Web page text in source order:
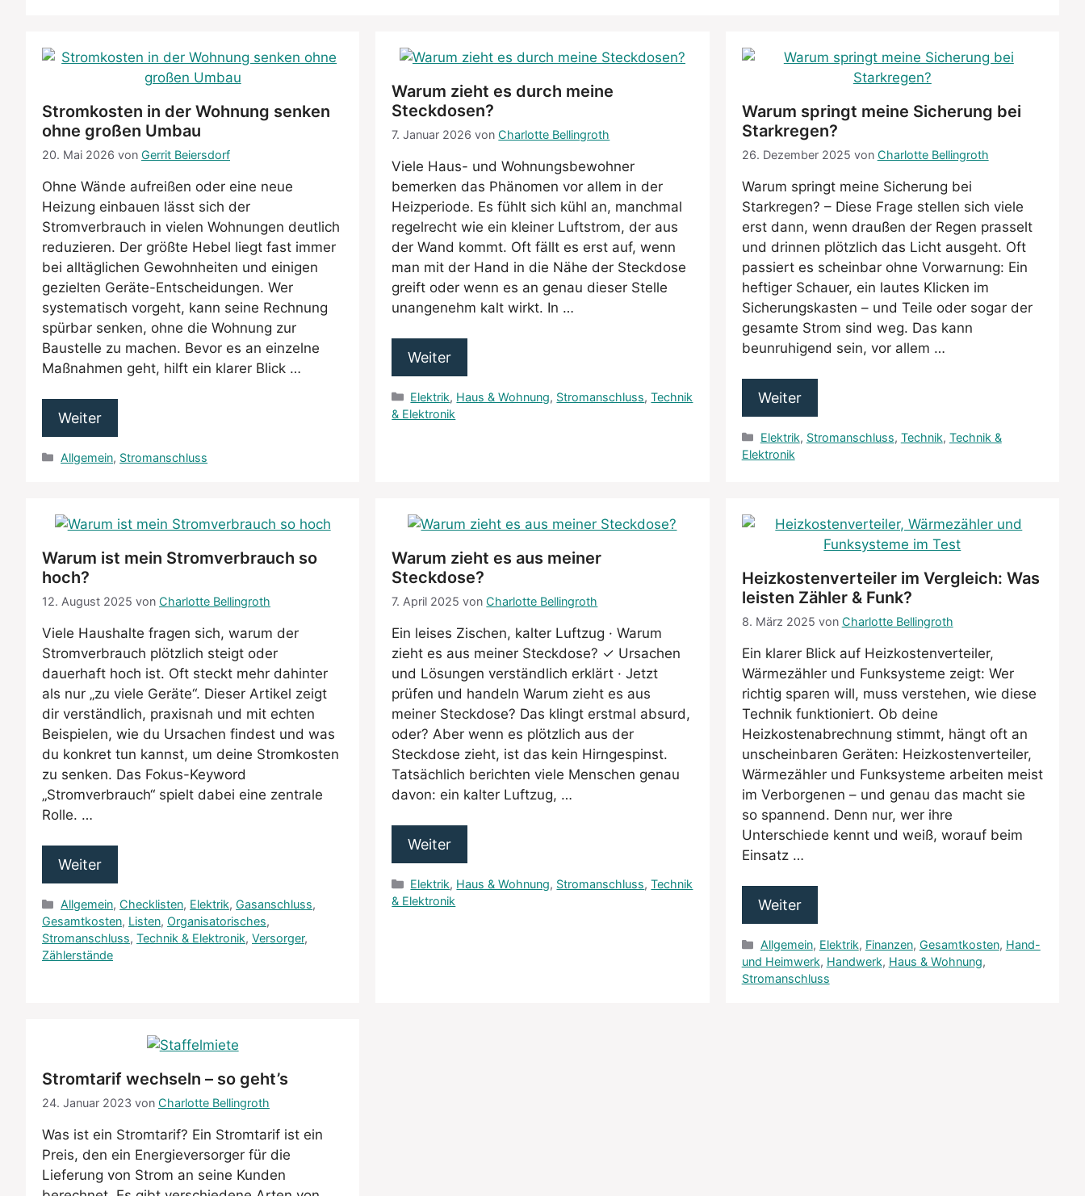
Stromkosten in der Wohnung senken
ohne großen Umbau
20. Mai 2026 von Gerrit Beiersdorf
Ohne Wände aufreißen oder eine neue
Heizung einbauen lässt sich der
Stromverbrauch in vielen Wohnungen deutlich
reduzieren. Der größte Hebel liegt fast immer
bei alltäglichen Gewohnheiten und einigen
gezielten Geräte-Entscheidungen. Wer
systematisch vorgeht, kann seine Rechnung
spürbar senken, ohne die Wohnung zur
Baustelle zu machen. Bevor es an einzelne
Maßnahmen geht, hilft ein klarer Blick …
Weiter
Kategorien
Allgemein, Stromanschluss
Warum zieht es durch meine
Steckdosen?
7. Januar 2026 von Charlotte Bellingroth
Viele Haus- und Wohnungsbewohner
bemerken das Phänomen vor allem in der
Heizperiode. Es fühlt sich kühl an, manchmal
regelrecht wie ein kleiner Luftstrom, der aus
der Wand kommt. Oft fällt es erst auf, wenn
man mit der Hand in die Nähe der Steckdose
greift oder wenn es an genau dieser Stelle
unangenehm kalt wirkt. In …
Weiter
Kategorien
Elektrik, Haus & Wohnung, Stromanschluss,Technik
& Elektronik
Warum springt meine Sicherung bei
Starkregen?
26. Dezember 2025 von Charlotte Bellingroth
Warum springt meine Sicherung bei
Starkregen? – Diese Frage stellen sich viele
erst dann, wenn draußen der Regen prasselt
und drinnen plötzlich das Licht ausgeht. Oft
passiert es scheinbar ohne Vorwarnung: Ein
heftiger Schauer, ein lautes Klicken im
Sicherungskasten – und Teile oder sogar der
gesamte Strom sind weg. Das kann
beunruhigend sein, vor allem …
Weiter
Kategorien
Elektrik, Stromanschluss, Technik, Technik &
Elektronik
Warum ist mein Stromverbrauch so
hoch?
12. August 2025 von Charlotte Bellingroth
Viele Haushalte fragen sich, warum der
Stromverbrauch plötzlich steigt oder
dauerhaft hoch ist. Oft steckt mehr dahinter
als nur „zu viele Geräte“. Dieser Artikel zeigt
dir verständlich, praxisnah und mit echten
Beispielen, wie du Ursachen findest und was
du konkret tun kannst, um deine Stromkosten
zu senken. Das Fokus-Keyword
„Stromverbrauch“ spielt dabei eine zentrale
Rolle. …
Weiter
Kategorien
Allgemein, Checklisten, Elektrik,Gasanschluss,
Gesamtkosten, Listen, Organisatorisches,
Stromanschluss, Technik & Elektronik, Versorger,
Zählerstände
Warum zieht es aus meiner
Steckdose?
7. April 2025 von Charlotte Bellingroth
Ein leises Zischen, kalter Luftzug · Warum
zieht es aus meiner Steckdose? ✓ Ursachen
und Lösungen verständlich erklärt · Jetzt
prüfen und handeln Warum zieht es aus
meiner Steckdose? Das klingt erstmal absurd,
oder? Aber wenn es plötzlich aus der
Steckdose zieht, ist das kein Hirngespinst.
Tatsächlich berichten viele Menschen genau
davon: ein kalter Luftzug, …
Weiter
Kategorien
Elektrik, Haus & Wohnung, Stromanschluss,Technik
& Elektronik
Heizkostenverteiler im Vergleich: Was
leisten Zähler & Funk?
8. März 2025 von Charlotte Bellingroth
Ein klarer Blick auf Heizkostenverteiler,
Wärmezähler und Funksysteme zeigt: Wer
richtig sparen will, muss verstehen, wie diese
Technik funktioniert. Ob deine
Heizkostenabrechnung stimmt, hängt oft an
unscheinbaren Geräten: Heizkostenverteiler,
Wärmezähler und Funksysteme arbeiten meist
im Verborgenen – und genau das macht sie
so spannend. Denn nur, wer ihre
Unterschiede kennt und weiß, worauf beim
Einsatz …
Weiter
Kategorien
Allgemein, Elektrik, Finanzen, Gesamtkosten, Hand-
und Heimwerk, Handwerk, Haus & Wohnung,
Stromanschluss
Stromtarif wechseln – so geht’s
24. Januar 2023 von Charlotte Bellingroth
Was ist ein Stromtarif? Ein Stromtarif ist ein
Preis, den ein Energieversorger für die
Lieferung von Strom an seine Kunden